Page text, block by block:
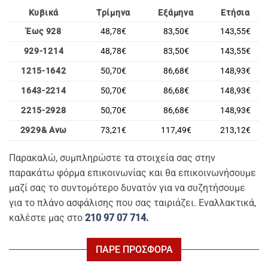
Κυβικά Τρίμηνα Εξάμηνα
Ετήσια
Έως 928
48,78€ 83,50€
143,55€
929-1214
48,78€ 83,50€
143,55€
1215-1642
50,70€ 86,68€
148,93€
1643-2214
50,70€ 86,68€
148,93€
2215-2928
50,70€ 86,68€
148,93€
2929& Ανω
73,21€ 117,49€ 213,12€
Παρακαλώ, συμπληρώστε τα στοιχεία σας στην
παρακάτω φόρμα επικοινωνίας και θα επικοινωνήσουμε
μαζί σας το συντομότερο δυνατόν για να συζητήσουμε
για το πλάνο ασφάλισης που σας ταιριάζει. Εναλλακτικά,
καλέστε μας στο 210 97 07 714.
ΠΑΡΕ ΠΡΟΣΦΟΡΑ